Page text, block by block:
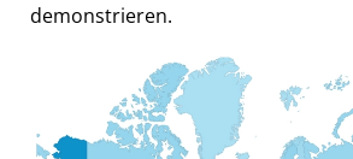
demonstrieren.